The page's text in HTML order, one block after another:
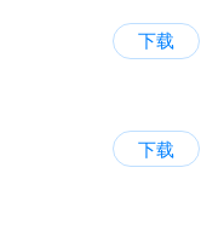
下载
下载